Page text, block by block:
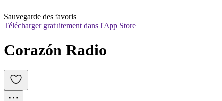
Sauvegarde des favoris
Télécharger gratuitement dans l'App Store
Corazón Radio